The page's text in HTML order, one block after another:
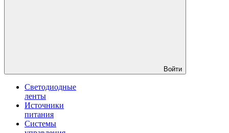
Войти
Светодиодные
ленты
Источники
питания
Системы